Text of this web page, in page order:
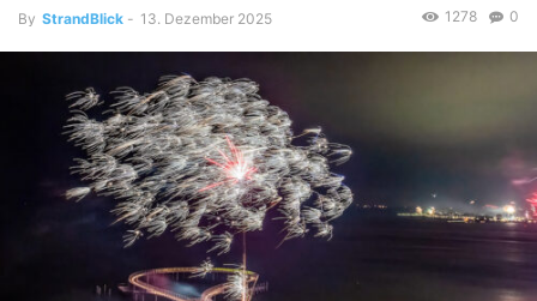
By StrandBlick - 13. Dezember 2025 0
1278